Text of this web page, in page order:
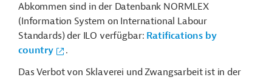
Abkommen sind in der Datenbank NORMLEX
(Information System on International Labour
Standards) der ILO verfügbar: Ratifications by
country
.
Das Verbot von Sklaverei und Zwangsarbeit ist in der